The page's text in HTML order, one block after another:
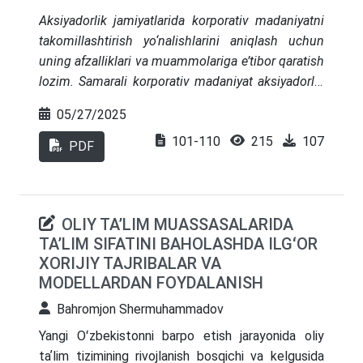
o‘zining nutqni aniqlash tizimi endi tirik odam
tomonidan nutqni tan olish kabi jihatlari yoritilgan.
Aksiyadorlik jamiyatlarida korporativ madaniyatni
takomillashtirish yo‘nalishlarini aniqlash uchun
uning afzalliklari va muammolariga e’tibor qaratish
lozim. Samarali korporativ madaniyat aksiyadorlik
bevosita ta’sir qiladi. Bunday madaniyat
aksiyadorlik jamiyatlari muvaffaqiyatining eng
muhim omillaridan biri bo‘lib, raqobatdosh
fazilatlariga, fidoyiligiga, mehnat unumdorligiga,
jismoniy sog‘lig‘iga va jamoada ishlaydigan
odamlarning hissiy farovonligiga ta’sir qiladi.
Ushbu maqolada aksiyadorlik jamiyatlarida
uchrayotgan korporativ madaniyat muammolari
yo‘llarini belgilab berilgan. Hamda korporativ
05/27/2025
PDF 101-110 215 107
OLIY TAʼLIM MUASSASALARIDA
TAʼLIM SIFATINI BAHOLASHDA ILGʻOR
XORIJIY TAJRIBALAR VA
MODELLARDAN FOYDALANISH
Bahromjon Shermuhammadov
Yangi Oʻzbekistonni barpo etish jarayonida oliy
taʼlim tizimining rivojlanish bosqichi va kelgusida